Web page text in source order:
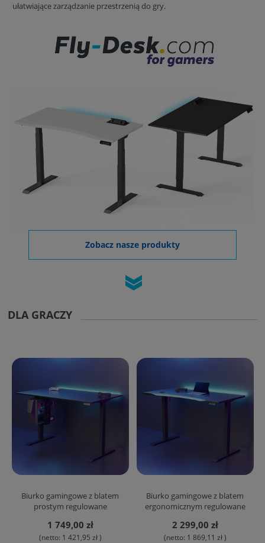
ułatwiające zarządzanie przestrzenią do gry.
Zobacz nasze produkty
DLA GRACZY
Biurko gamingowe z blatem
prostym regulowane
1 749,00 zł
(netto: 1 421,95 zł)
Biurko gamingowe z blatem
ergonomicznym regulowane
2 299,00 zł
(netto: 1 869,11 zł)